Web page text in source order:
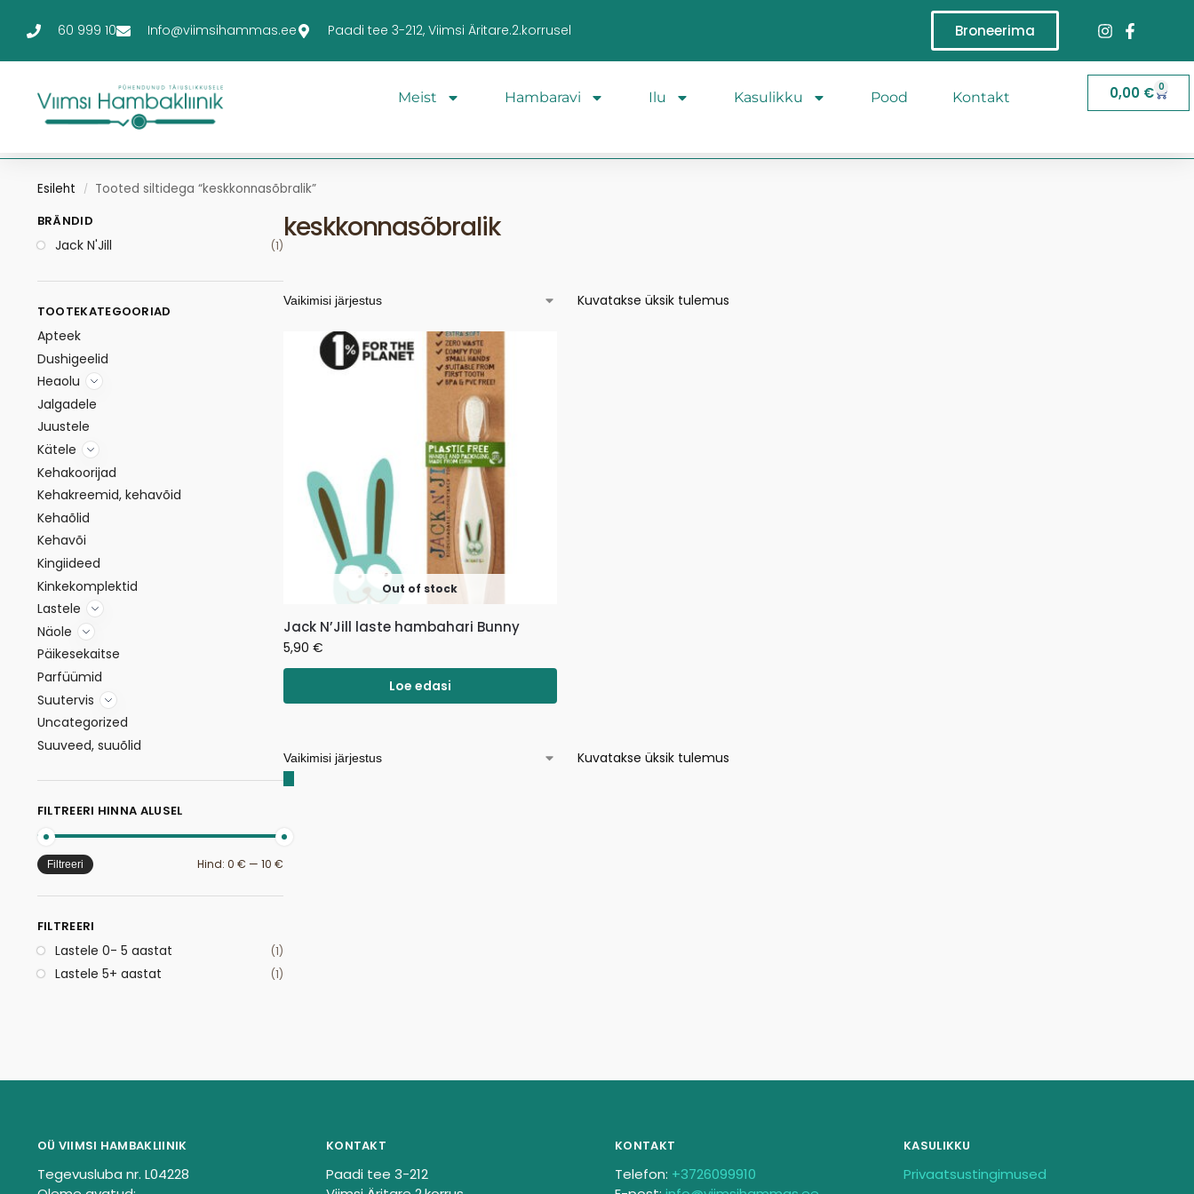
60 999 10 Info@viimsihammas.ee Paadi tee 3-212, Viimsi Äritare.2.korrusel Broneerima
Meist Hambaravi Ilu Kasulikku Pood Kontakt 0,00 € 0
Esileht / Tooted siltidega “keskkonnasõbralik”
keskkonnasõbralik
Kuvatakse üksik tulemus
Out of stock
Jack N’Jill laste hambahari Bunny
5,90€
Loe edasi
Kuvatakse üksik tulemus
BRÄNDID
Jack N'Jill (1)
TOOTEKATEGOORIAD
Apteek
Dushigeelid
Heaolu
Jalgadele
Juustele
Kätele
Kehakoorijad
Kehakreemid, kehavõid
Kehaõlid
Kehavõi
Kingiideed
Kinkekomplektid
Lastele
Näole
Päikesekaitse
Parfüümid
Suutervis
Uncategorized
Suuveed, suuõlid
FILTREERI HINNA ALUSEL
Filtreeri Hind:0 € —10 €
FILTREERI
Lastele 0- 5 aastat (1)
Lastele 5+ aastat (1)
OÜ VIIMSI HAMBAKLIINIK
Tegevusluba nr. L04228
KONTAKT
Paadi tee 3-212
KONTAKT
Telefon: +3726099910
KASULIKKU
Privaatsustingimused